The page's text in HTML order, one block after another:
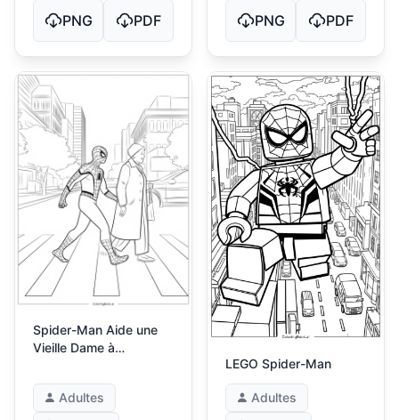
PNG PDF PNG PDF
Spider-Man Aide une
Vieille Dame à
Adultes
LEGO Spider-Man
Adultes